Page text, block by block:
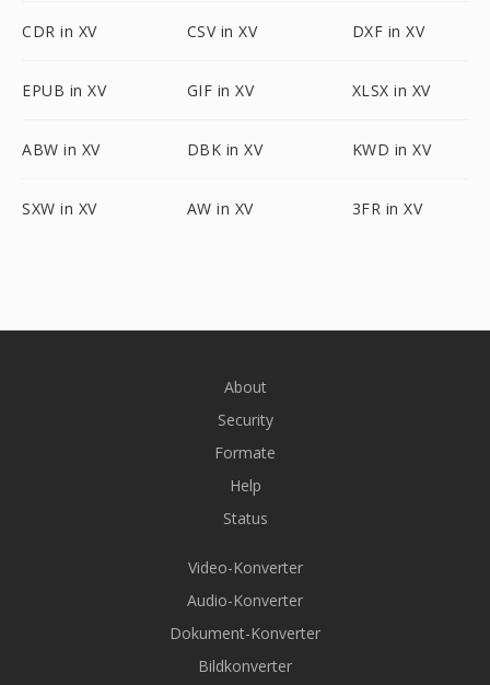
CDR in XV CSV in XV DXF in XV
EPUB in XV GIF in XV XLSX in XV
ABW in XV DBK in XV KWD in XV
SXW in XV AW in XV 3FR in XV
About
Security
Formate
Help
Status
Video-Konverter
Audio-Konverter
Dokument-Konverter
Bildkonverter